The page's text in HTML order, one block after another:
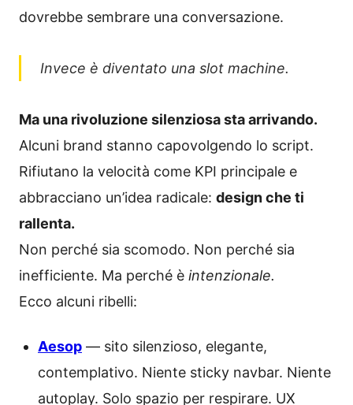
dovrebbe sembrare una conversazione.
Invece è diventato una slot machine.
Ma una rivoluzione silenziosa sta arrivando.
Alcuni brand stanno capovolgendo lo script.
Rifiutano la velocità come KPI principale e
abbracciano un’idea radicale: design che ti
rallenta.
Non perché sia scomodo. Non perché sia
inefficiente. Ma perché è intenzionale.
Ecco alcuni ribelli:
Aesop — sito silenzioso, elegante,
contemplativo. Niente sticky navbar. Niente
autoplay. Solo spazio per respirare. UX